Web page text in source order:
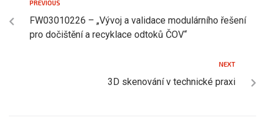
PREVIOUS
FW03010226 – „Vývoj a validace modulárního řešení
pro dočištění a recyklace odtoků ČOV“
NEXT
3D skenování v technické praxi